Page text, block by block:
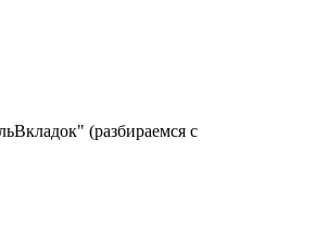
(разбираемся с